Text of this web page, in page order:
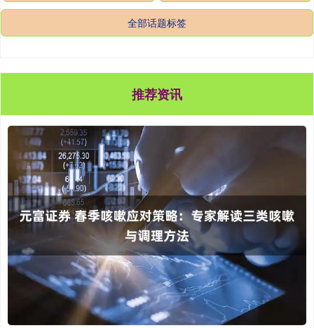
全部话题标签
推荐资讯